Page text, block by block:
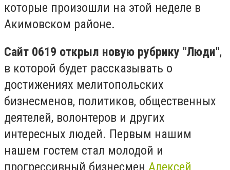
которые произошли на этой неделе в
Акимовском районе.
Сайт 0619 открыл новую рубрику "Люди",
в которой будет рассказывать о
достижениях мелитопольских
бизнесменов, политиков, общественных
деятелей, волонтеров и других
интересных людей. Первым нашим
нашем гостем стал молодой и
прогрессивный бизнесмен Алексей